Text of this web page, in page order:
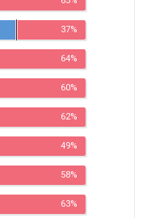
37%
64%
60%
62%
49%
58%
63%